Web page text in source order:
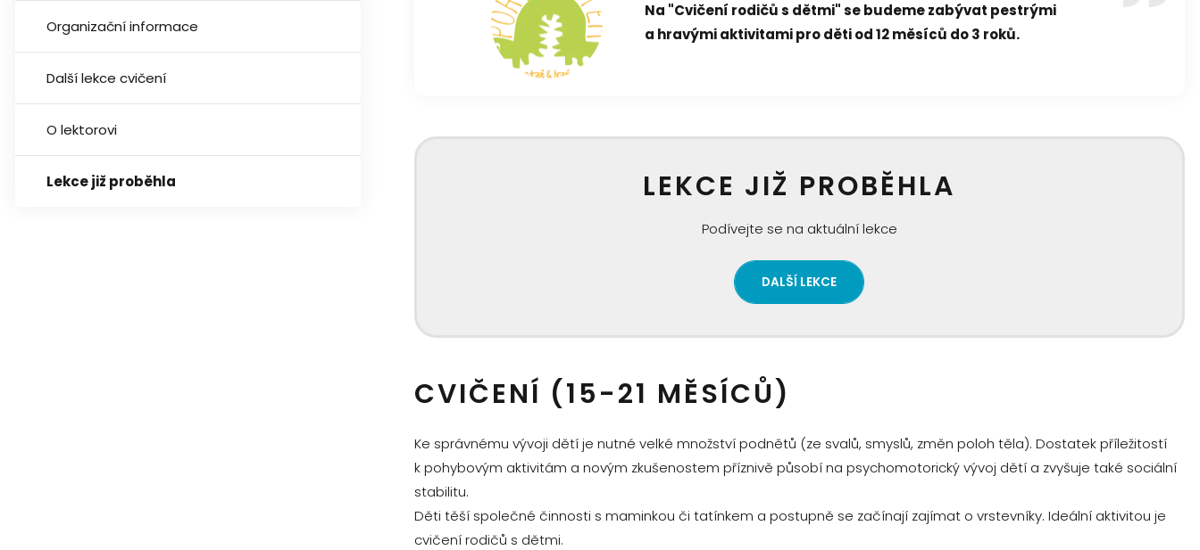
Organizační informace
Další lekce cvičení
O lektorovi
Lekce již proběhla
Na "Cvičení rodičů s dětmi" se budeme zabývat pestrými
a hravými aktivitami pro děti od 12 měsíců do 3 roků.
LEKCE JIŽ PROBĚHLA
Podívejte se na aktuální lekce
DALŠÍ LEKCE
CVIČENÍ (15-21 MĚSÍCŮ)
Ke správnému vývoji dětí je nutné velké množství podnětů (ze svalů, smyslů, změn poloh těla). Dostatek příležitostí
k pohybovým aktivitám a novým zkušenostem příznivě působí na psychomotorický vývoj dětí a zvyšuje také sociální
stabilitu.
Děti těší společné činnosti s maminkou či tatínkem a postupně se začínají zajímat o vrstevníky. Ideální aktivitou je
cvičení rodičů s dětmi.